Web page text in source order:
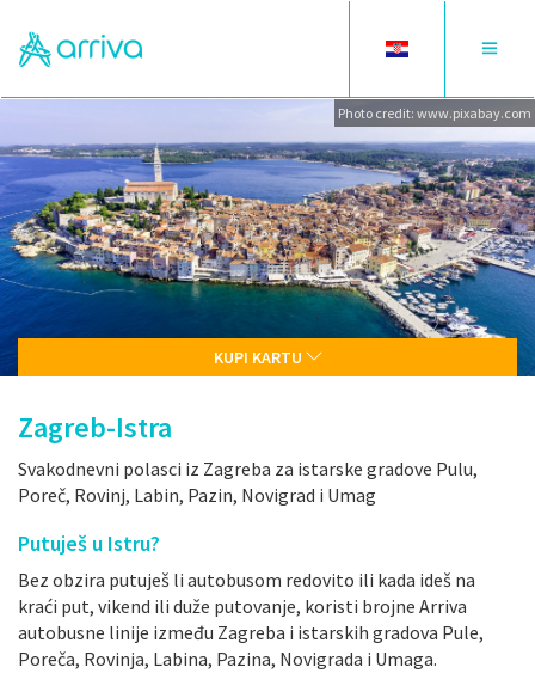
Toggle
Toggle
Photo credit: www.pixabay.com
KUPI KARTU
Zagreb-Istra
Svakodnevni polasci iz Zagreba za istarske gradove Pulu,
Poreč, Rovinj, Labin, Pazin, Novigrad i Umag
Putuješ u Istru?
Bez obzira putuješ li autobusom redovito ili kada ideš na
kraći put, vikend ili duže putovanje, koristi brojne Arriva
autobusne linije između Zagreba i istarskih gradova Pule,
Poreča, Rovinja, Labina, Pazina, Novigrada i Umaga.